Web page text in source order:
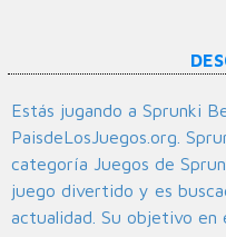
Estás jugando a Sprunki
PaisdeLosJuegos.org.
categoría Juegos de
juego divertido y es
actualidad. Su objetivo en